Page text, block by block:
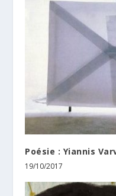
Poésie : Yiannis
19/10/2017